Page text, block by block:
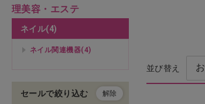
パーマ剤
ヘアケア
並び替え
理美容・エステ
ネイル(4)
ネイル関連機器(4)
セールで絞り込む 解除